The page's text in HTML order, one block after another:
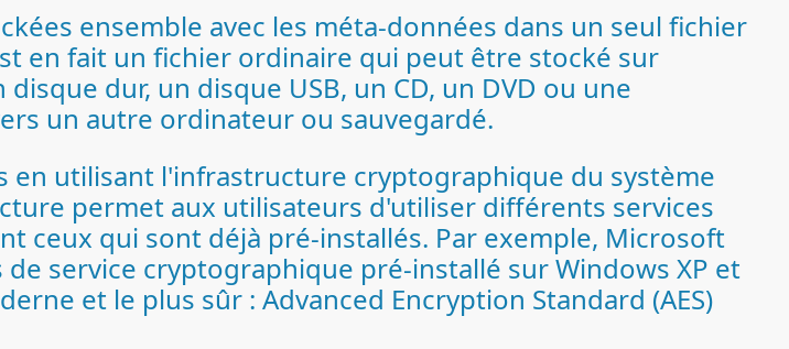
ensemble avec les méta-données dans un seul fichier
en fait un fichier ordinaire qui peut être stocké sur
dur, un disque USB, un CD, un DVD ou une
un autre ordinateur ou sauvegardé.
en utilisant l'infrastructure cryptographique du système
permet aux utilisateurs d'utiliser différents services
ceux qui sont déjà pré-installés. Par exemple, Microsoft
service cryptographique pré-installé sur Windows XP et
et le plus sûr : Advanced Encryption Standard (AES)